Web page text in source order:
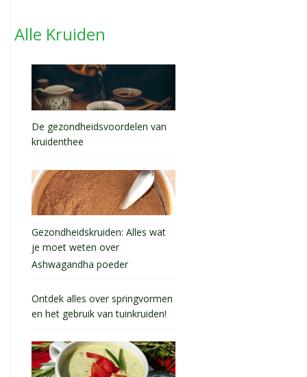
Alle Kruiden
De gezondheidsvoordelen van
kruidenthee
Gezondheidskruiden: Alles wat
je moet weten over
Ashwagandha poeder
Ontdek alles over springvormen
en het gebruik van tuinkruiden!